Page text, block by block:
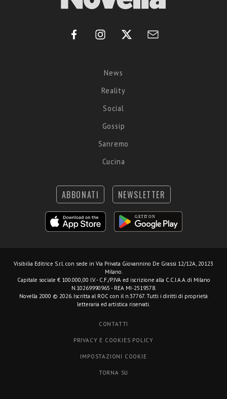
News
Reality
Social
Gossip
Sanremo
Cucina
ABBONATI NEWSLETTER
Visibilia Editrice S.r.l. con sede in Via Privata Giovannino De Grassi 12/12A, 20123
Milano.
Capitale sociale € 100.000,00 I.V. - C.F./P.IVA ed iscrizione alla C.C.I.A.A. di Milano
N.10269990965 - REA MI-2519578.
Novella 2000 © 2026. Iscritta al ROC con il n.37767. Tutti i diritti di proprietà
letteraria ed artistica riservati.
CONTATTI
PRIVACY E COOKIES POLICY
IMPOSTAZIONI COOKIE
TORNA SU